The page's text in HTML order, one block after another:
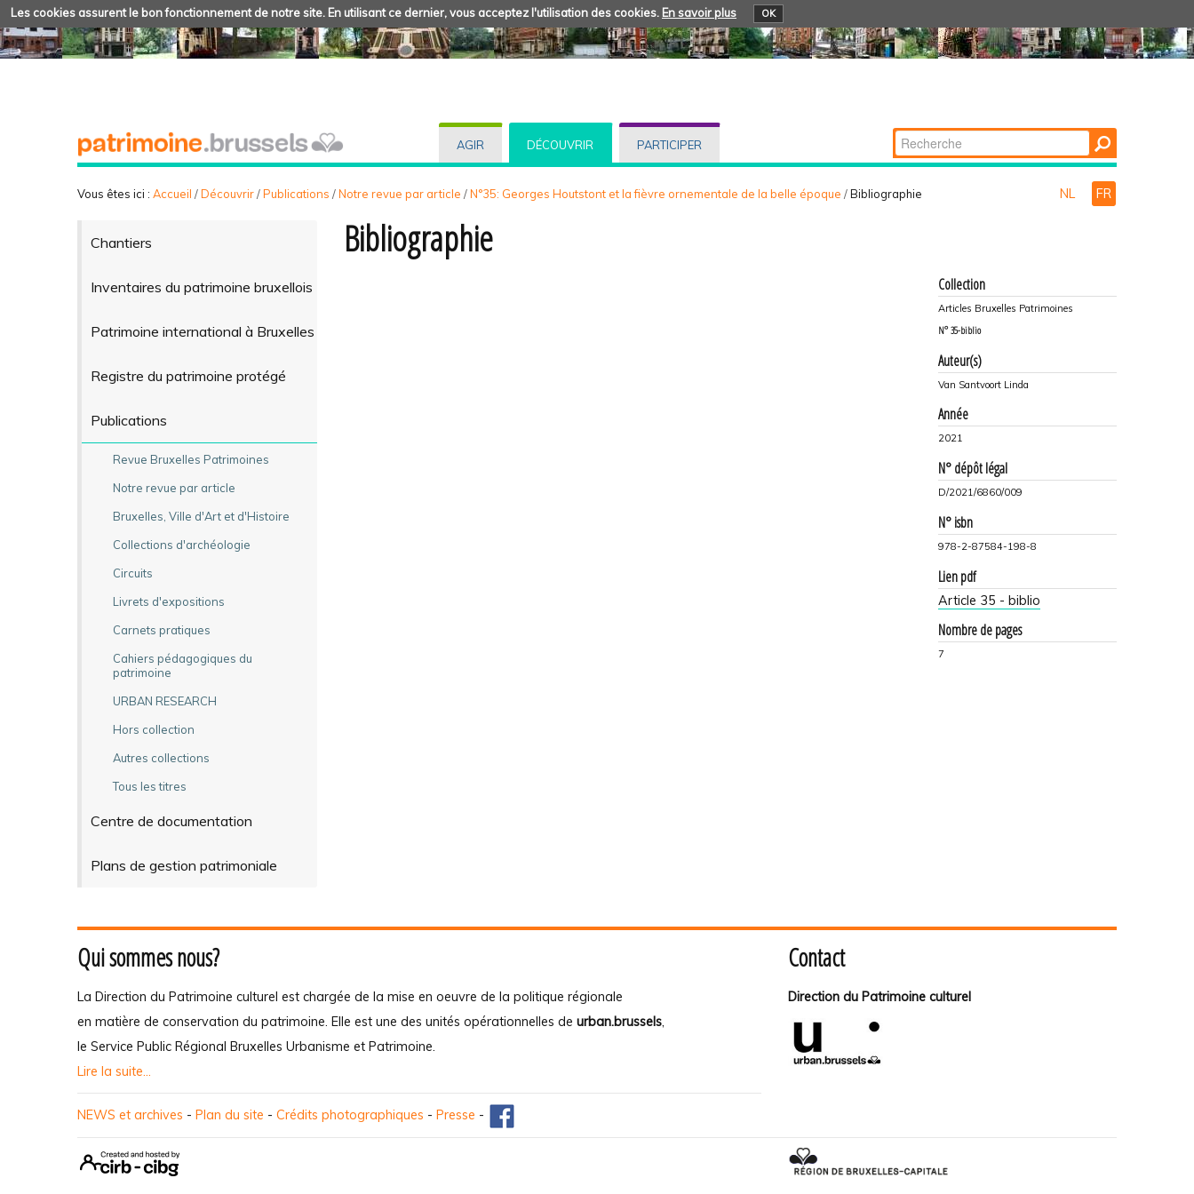
Les cookies assurent le bon fonctionnement de notre site. En utilisant ce dernier, vous acceptez l'utilisation des cookies. En savoir plus OK
AGIR DÉCOUVRIR PARTICIPER Chercher par
Recherche
Vous êtes ici : Accueil /Découvrir/Publications /Notre revue par article /N°35: Georges Houtstont et la fièvre ornementale de la belle époque /Bibliographie NL FR
Chantiers
Inventaires du patrimoine bruxellois
Patrimoine international à Bruxelles
Registre du patrimoine protégé
Publications
Revue Bruxelles Patrimoines
Notre revue par article
Bruxelles, Ville d'Art et d'Histoire
Collections d'archéologie
Circuits
Livrets d'expositions
Carnets pratiques
Cahiers pédagogiques du
patrimoine
URBAN RESEARCH
Hors collection
Autres collections
Tous les titres
Centre de documentation
Plans de gestion patrimoniale
Bibliographie
Collection
Articles Bruxelles Patrimoines
N° 35-biblio
Auteur(s)
Van Santvoort Linda
Année
2021
N° dépôt légal
D/2021/6860/009
N° isbn
978-2-87584-198-8
Lien pdf
Article 35 - biblio
Nombre de pages
7
Qui sommes nous?
La Direction du Patrimoine culturel est chargée de la mise en oeuvre de la politique régionale
en matière de conservation du patrimoine. Elle est une des unités opérationnelles de urban.brussels,
le Service Public Régional Bruxelles Urbanisme et Patrimoine.
Lire la suite...
Contact
Direction du Patrimoine culturel
NEWS et archives - Plan du site - Crédits photographiques - Presse -